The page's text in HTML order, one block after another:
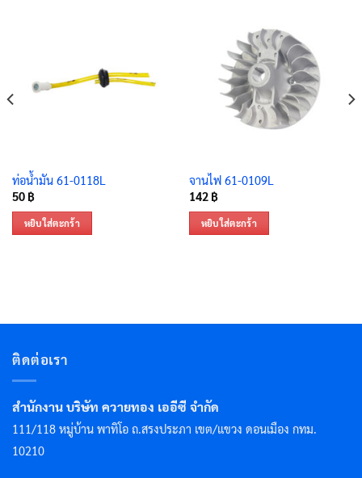
ท่อน้ำมัน 61-0118L
50 ฿
หยิบใส่ตะกร้า
จานไฟ 61-0109L
142 ฿
หยิบใส่ตะกร้า
ติดต่อเรา
สำนักงาน บริษัท ควายทอง เออีซี จำกัด
111/118 หมู่บ้าน พาทิโอ ถ.สรงประภา เขต/แขวง ดอนเมือง กทม.
10210